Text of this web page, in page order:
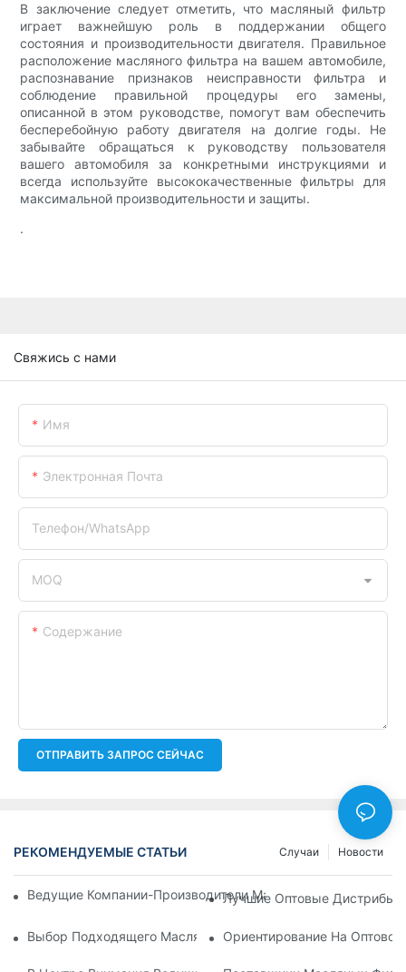
В заключение следует отметить, что масляный фильтр
играет важнейшую роль в поддержании общего
состояния и производительности двигателя. Правильное
расположение масляного фильтра на вашем автомобиле,
распознавание признаков неисправности фильтра и
соблюдение правильной процедуры его замены,
описанной в этом руководстве, помогут вам обеспечить
бесперебойную работу двигателя на долгие годы. Не
забывайте обращаться к руководству пользователя
вашего автомобиля за конкретными инструкциями и
всегда используйте высококачественные фильтры для
максимальной производительности и защиты.
.
Свяжись с нами
Имя
Электронная Почта
Телефон/WhatsApp
MOQ
Содержание
ОТПРАВИТЬ ЗАПРОС СЕЙЧАС
РЕКОМЕНДУЕМЫЕ СТАТЬИ Новости
Случаи
Ведущие Компании-Производители Масляных Фильтров:
Лучшие Оптовые
Выбор Подходящего Масляного Фильтра Для Вашей
Ориентирование На